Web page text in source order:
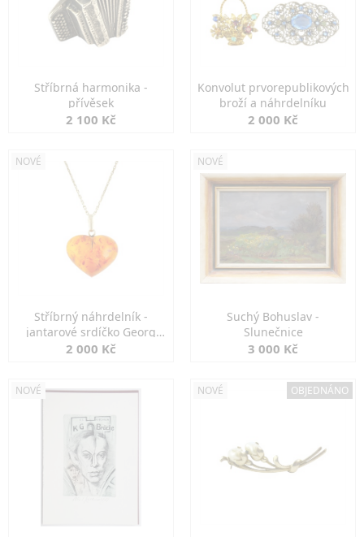
Stříbrná harmonika -
přívěsek
2 100 Kč
Konvolut prvorepublikových
broží a náhrdelníku
2 000 Kč
NOVÉ
Stříbrný náhrdelník -
jantarové srdíčko Georg
Kramer
2 000 Kč
NOVÉ
Suchý Bohuslav -
Slunečnice
3 000 Kč
NOVÉ NOVÉ OBJEDNÁNO